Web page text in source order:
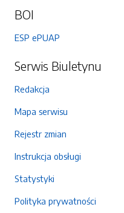
BOI
ESP ePUAP
Serwis Biuletynu
Redakcja
Mapa serwisu
Rejestr zmian
Instrukcja obsługi
Statystyki
Polityka prywatności